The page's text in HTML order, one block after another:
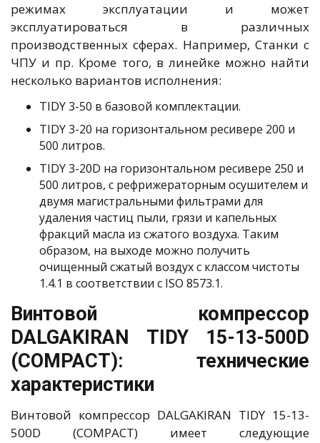
режимах эксплуатации и может
эксплуатироваться в различных
производственных сферах. Например, Станки с
ЧПУ и пр. Кроме того, в линейке можно найти
несколько вариантов исполнения:
TIDY 3-50 в базовой комплектации.
TIDY 3-20 на горизонтальном ресивере 200 и
500 литров.
TIDY 3-20D на горизонтальном ресивере 250 и
500 литров, с рефрижераторным осушителем и
двумя магистральными фильтрами для
удаления частиц пыли, грязи и капельных
фракций масла из сжатого воздуха. Таким
образом, на выходе можно получить
очищенный сжатый воздух с классом чистоты
1.4.1 в соответствии с ISO 8573.1.
Винтовой компрессор
DALGAKIRAN TIDY 15-13-500D
(COMPACT): технические
характеристики
Винтовой компрессор DALGAKIRAN TIDY 15-13-
500D (COMPACT) имеет следующие